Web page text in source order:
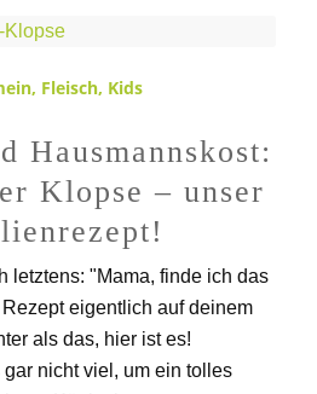
, Fleisch, Kids
Hausmannskost:
Klopse – unser
letztens: "Mama, finde ich das
eigentlich auf deinem
als das, hier ist es!
nicht viel, um ein tolles